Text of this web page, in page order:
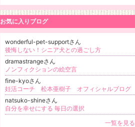
お気に入りブログ
wonderful-pet-supportさん
後悔しない！シニア犬との過ごし方
dramastrangeさん
ノンフィクションの絵空言
fine-kyoさん
妊活コーチ 松本亜樹子 オフィシャルブログ
natsuko-shineさん
自分を幸せにする 毎日の選択
一覧を見る